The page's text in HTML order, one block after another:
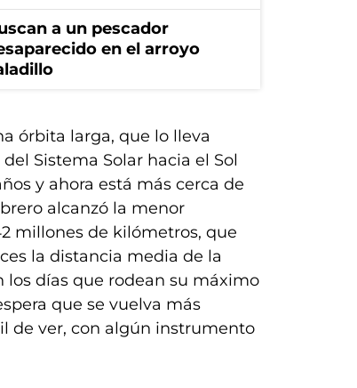
a un pescador
en el arroyo
órbita larga, que lo lleva
Sistema Solar hacia el Sol
y ahora está más cerca de
alcanzó la menor
millones de kilómetros, que
la distancia media de la
los días que rodean su máximo
que se vuelva más
de ver, con algún instrumento